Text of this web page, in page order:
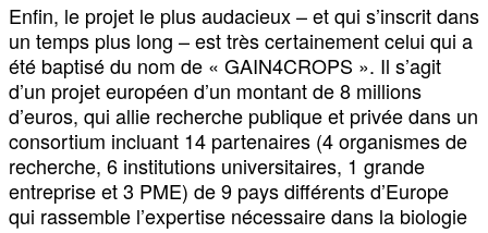
Enfin, le projet le plus audacieux – et qui s’inscrit dans
un temps plus long – est très certainement celui qui a
été baptisé du nom de « GAIN4CROPS ». Il s’agit
d’un projet européen d’un montant de 8 millions
d’euros, qui allie recherche publique et privée dans un
consortium incluant 14 partenaires (4 organismes de
recherche, 6 institutions universitaires, 1 grande
entreprise et 3 PME) de 9 pays différents d’Europe
qui rassemble l’expertise nécessaire dans la biologie